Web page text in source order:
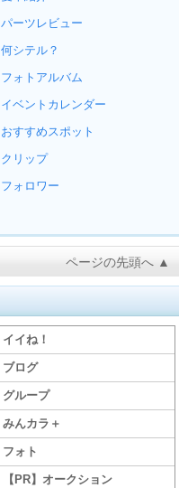
パーツレビュー
何シテル？
フォトアルバム
イベントカレンダー
おすすめスポット
クリップ
フォロワー
ページの先頭へ ▲
イイね！
ブログ
グループ
みんカラ＋
フォト
【PR】オークション